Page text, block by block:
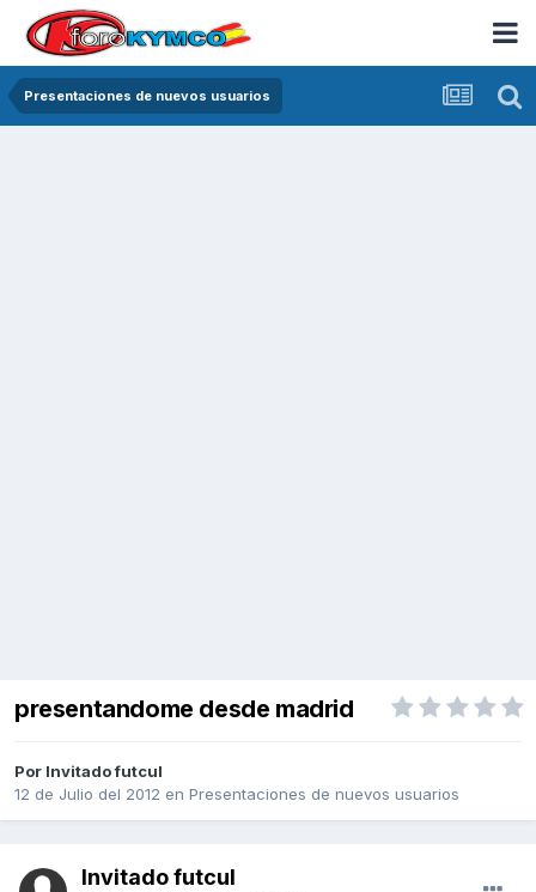
Presentaciones de nuevos usuarios
presentandome desde madrid
Por Invitado futcul
12 de Julio del 2012 en Presentaciones de nuevos usuarios
Invitado futcul